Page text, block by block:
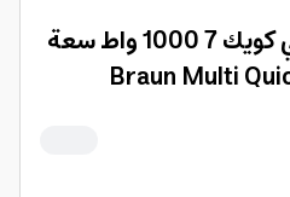
هاند بلندر براون مالتي كويك 7 1000 واط سعة